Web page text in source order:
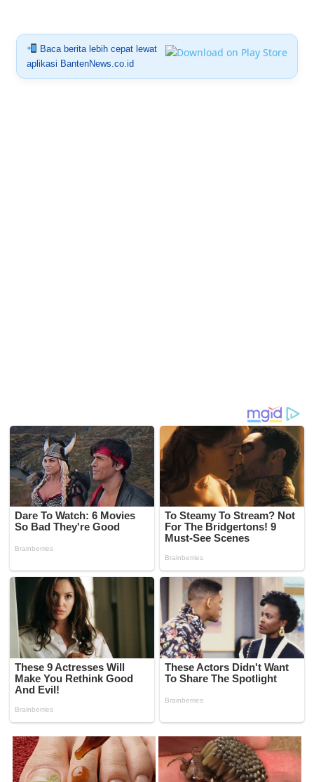
Baca berita lebih cepat lewat
aplikasi BantenNews.co.id